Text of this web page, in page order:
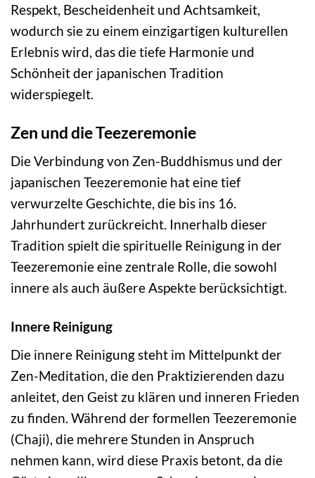
Respekt, Bescheidenheit und Achtsamkeit,
wodurch sie zu einem einzigartigen kulturellen
Erlebnis wird, das die tiefe Harmonie und
Schönheit der japanischen Tradition
widerspiegelt.
Zen und die Teezeremonie
Die Verbindung von Zen-Buddhismus und der
japanischen Teezeremonie hat eine tief
verwurzelte Geschichte, die bis ins 16.
Jahrhundert zurückreicht. Innerhalb dieser
Tradition spielt die spirituelle Reinigung in der
Teezeremonie eine zentrale Rolle, die sowohl
innere als auch äußere Aspekte berücksichtigt.
Innere Reinigung
Die innere Reinigung steht im Mittelpunkt der
Zen-Meditation, die den Praktizierenden dazu
anleitet, den Geist zu klären und inneren Frieden
zu finden. Während der formellen Teezeremonie
(Chaji), die mehrere Stunden in Anspruch
nehmen kann, wird diese Praxis betont, da die